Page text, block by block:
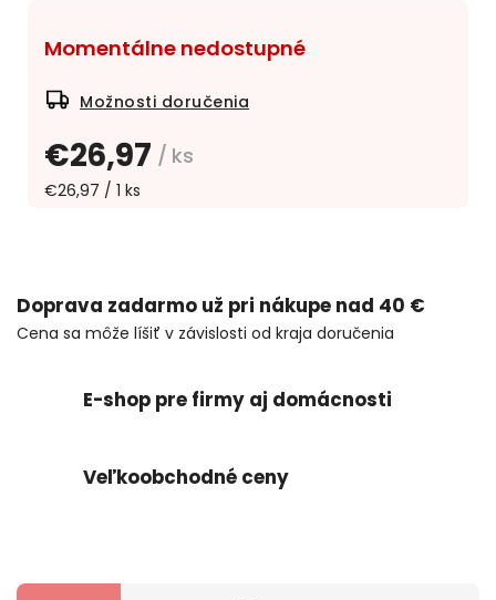
€26,97 / ks
€26,97 / 1 ks
Momentálne nedostupné
Možnosti doručenia
Doprava zadarmo už pri nákupe nad 40 €
Cena sa môže líšiť v závislosti od kraja doručenia
E-shop pre firmy aj domácnosti
Veľkoobchodné ceny